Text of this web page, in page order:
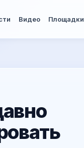
Видео Площадки